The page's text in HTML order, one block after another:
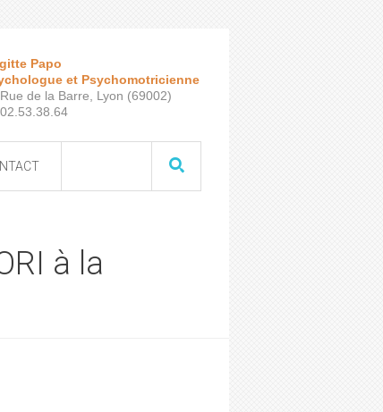
Papo
et Psychomotricienne
de la Barre, Lyon (69002)
à la